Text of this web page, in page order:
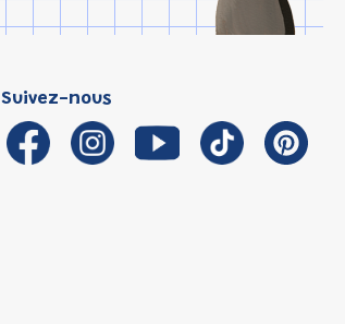
Suivez-nous